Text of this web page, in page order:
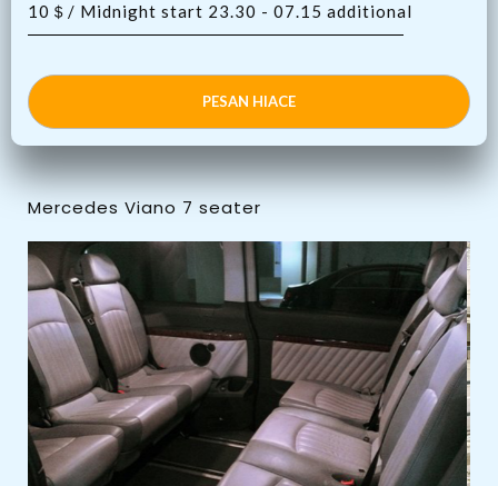
10＄/ Midnight start 23.30 - 07.15 additional
PESAN HIACE
Mercedes Viano 7 seater